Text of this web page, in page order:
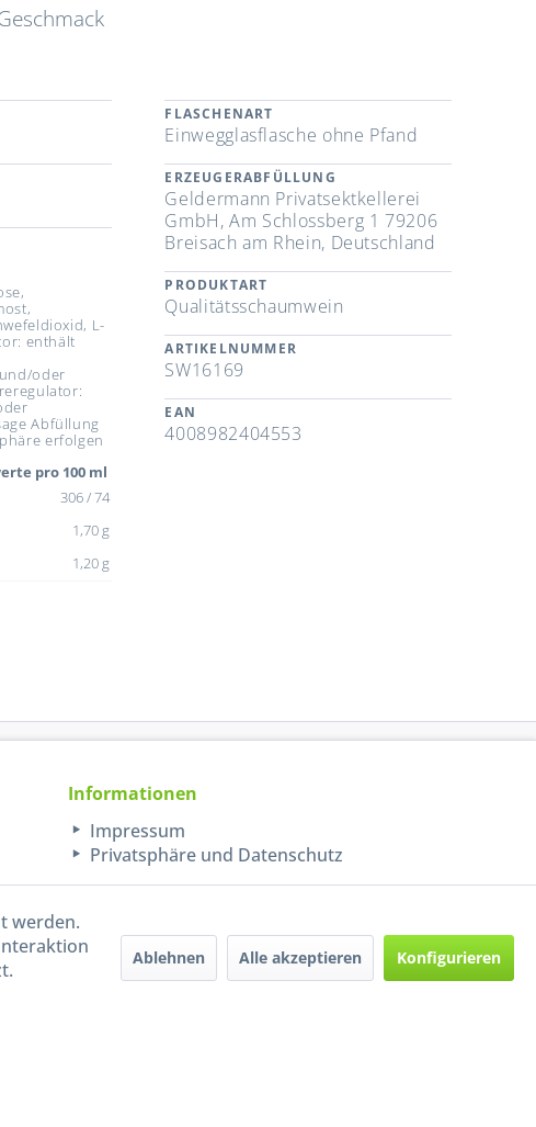
L-
enthält
oder
Abfüllung
erfolgen
pro 100 ml
306 / 74
1,70 g
1,20 g
FLASCHENART
Einwegglasflasche ohne Pfand
ERZEUGERABFÜLLUNG
Geldermann Privatsektkellerei
GmbH, Am Schlossberg 1 79206
Breisach am Rhein, Deutschland
PRODUKTART
Qualitätsschaumwein
ARTIKELNUMMER
SW16169
EAN
4008982404553
Informationen
Impressum
Privatsphäre und Datenschutz
werden.
Ablehnen Alle akzeptieren Konfigurieren